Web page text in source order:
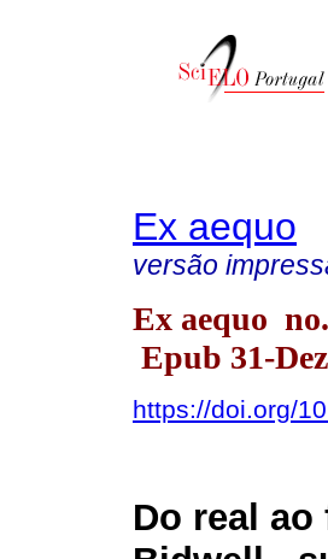
Ex aequo
versão
Ex aequo
Epub 31-
https://doi.org/
Do real